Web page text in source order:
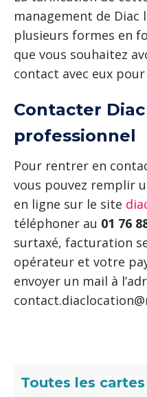
management de
plusieurs formes en
que vous souhaitez
contact avec eux
Contacter
professionnel
Pour rentrer en
vous pouvez remplir
en ligne sur le site
téléphoner au 01 76
surtaxé, facturation
opérateur et votre
envoyer un mail à
Toutes les